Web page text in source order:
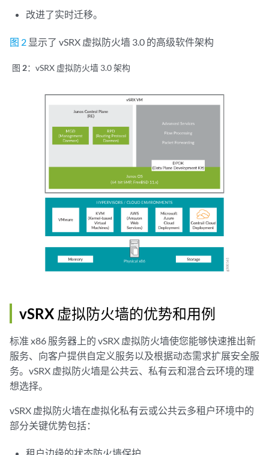
改进了实时迁移。
图 2 显示了 vSRX 虚拟防火墙 3.0 的高级软件架构
图 2： vSRX 虚拟防火墙 3.0 架构
vSRX 虚拟防火墙的优势和用例
标准 x86 服务器上的 vSRX 虚拟防火墙使您能够快速推出新
服务、向客户提供自定义服务以及根据动态需求扩展安全服
务。vSRX 虚拟防火墙是公共云、私有云和混合云环境的理
想选择。
vSRX 虚拟防火墙在虚拟化私有云或公共云多租户环境中的
部分关键优势包括：